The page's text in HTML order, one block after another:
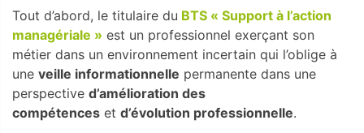
Tout d’abord, le titulaire du BTS « Support à l’action
managériale » est un professionnel exerçant son
métier dans un environnement incertain qui l’oblige à
une veille informationnelle permanente dans une
perspective d’amélioration des
compétences et d’évolution professionnelle.